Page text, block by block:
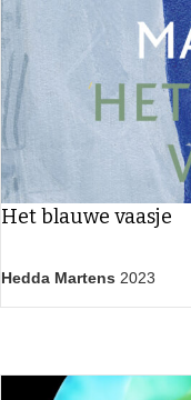
Het blauwe vaasje
Hedda Martens 2023